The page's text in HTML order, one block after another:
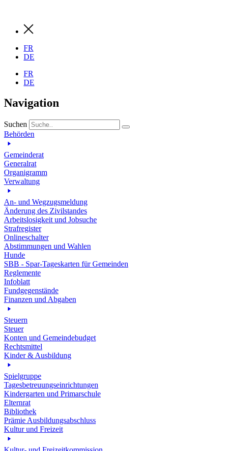
FR
DE
FR
DE
Navigation
Suchen
Behörden
Gemeinderat
Generalrat
Organigramm
Verwaltung
An- und Wegzugsmeldung
Änderung des Zivilstandes
Arbeitslosigkeit und Jobsuche
Strafregister
Onlineschalter
Abstimmungen und Wahlen
Hunde
SBB - Spar-Tageskarten für Gemeinden
Reglemente
Infoblatt
Fundgegenstände
Finanzen und Abgaben
Steuern
Steuer
Konten und Gemeindebudget
Rechtsmittel
Kinder & Ausbildung
Spielgruppe
Tagesbetreuungseinrichtungen
Kindergarten und Primarschule
Elternrat
Bibliothek
Prämie Ausbildungsabschluss
Kultur und Freizeit